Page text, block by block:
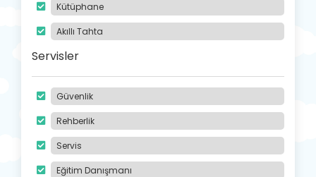
Kütüphane
Akıllı Tahta
Servisler
Güvenlik
Rehberlik
Servis
Eğitim Danışmanı